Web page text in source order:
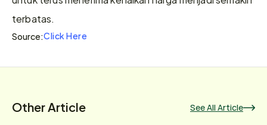
terbatas.
Source:Click Here
Other Article See All Article